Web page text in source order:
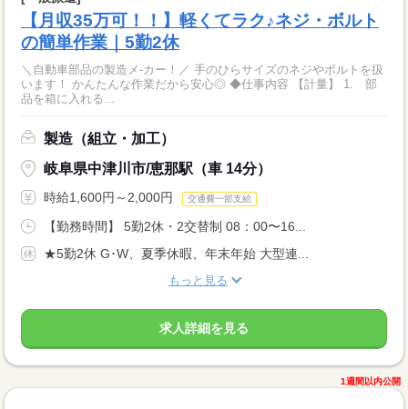
【月収35万可！！】軽くてラク♪ネジ・ボルト
の簡単作業｜5勤2休
＼自動車部品の製造メ‐カー！／ 手のひらサイズのネジやボルトを扱
います！ かんたんな作業だから安心◎ ◆仕事内容 【計量】 1. 部
品を箱に入れる...
製造（組立・加工）
岐阜県中津川市/恵那駅（車 14分）
時給1,600円～2,000円 交通費一部支給
【勤務時間】 5勤2休・2交替制 08：00〜16...
★5勤2休 G･W、夏季休暇、年末年始 大型連...
もっと見る
求人詳細を見る
1週間以内公開